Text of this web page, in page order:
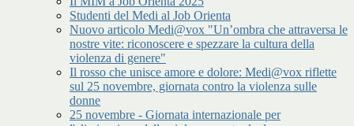
Studenti del Medi al Job Orienta
Nuovo articolo Medi@vox "Un’ombra che attraversa le
nostre vite: riconoscere e spezzare la cultura della
violenza di genere"
Il rosso che unisce amore e dolore: Medi@vox riflette
sul 25 novembre, giornata contro la violenza sulle
donne
25 novembre - Giornata internazionale per